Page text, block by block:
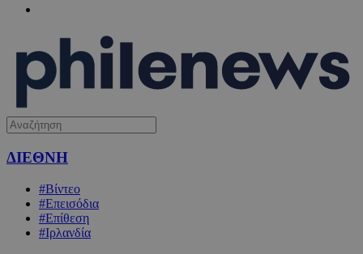
ΔΙΕΘΝΗ
#Βίντεο
#Επεισόδια
#Επίθεση
#Ιρλανδία